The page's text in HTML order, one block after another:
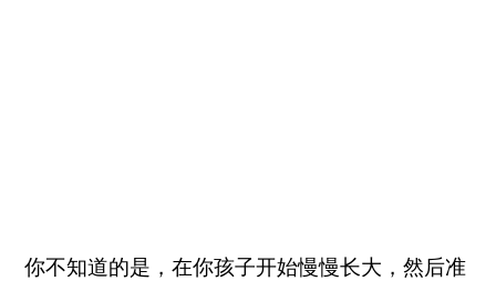
你不知道的是，在你孩子开始慢慢长大，然后准